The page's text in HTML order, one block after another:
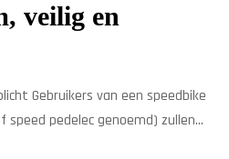
veilig en
Gebruikers van een speedbike
speed pedelec genoemd) zullen